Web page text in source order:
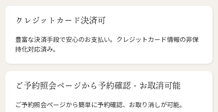
クレジットカード決済可
豊富な決済手段で安心のお支払い。クレジットカード情報の非保
持化対応済み。
ご予約照会ページから予約確認・お取消可能
ご予約照会ページから簡単に予約確認、お取り消しが可能。